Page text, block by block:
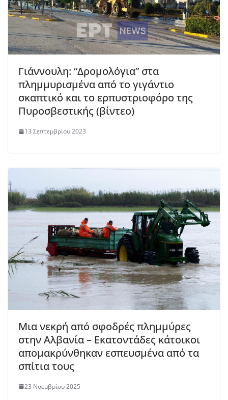
Γιάννουλη: “Δρομολόγια” στα
πλημμυρισμένα από το γιγάντιο
σκαπτικό και το ερπυστριοφόρο της
Πυροσβεστικής (βίντεο)
13 Σεπτεμβρίου 2023
Μια νεκρή από σφοδρές πλημμύρες
στην Αλβανία – Εκατοντάδες κάτοικοι
απομακρύνθηκαν εσπευσμένα από τα
σπίτια τους
23 Νοεμβρίου 2025